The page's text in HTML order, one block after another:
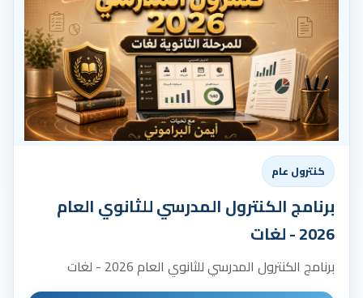
كنترول عام
برنامج الكنترول المدرسي للثانوي العام
2026 - لغات
برنامج الكنترول المدرسي للثانوي العام 2026 - لغات